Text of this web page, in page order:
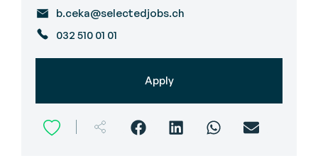
b.ceka@selectedjobs.ch
032 510 01 01
Apply